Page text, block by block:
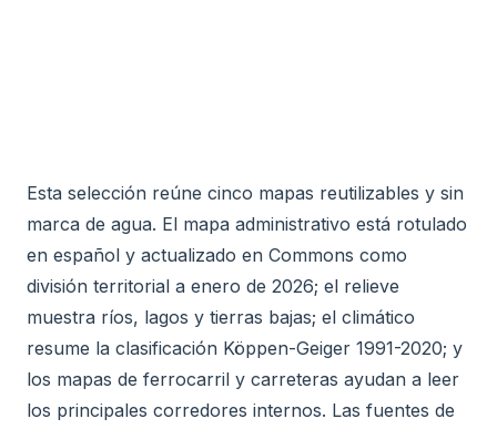
Esta selección reúne cinco mapas reutilizables y sin
marca de agua. El mapa administrativo está rotulado
en español y actualizado en Commons como
división territorial a enero de 2026; el relieve
muestra ríos, lagos y tierras bajas; el climático
resume la clasificación Köppen-Geiger 1991-2020; y
los mapas de ferrocarril y carreteras ayudan a leer
los principales corredores internos. Las fuentes de